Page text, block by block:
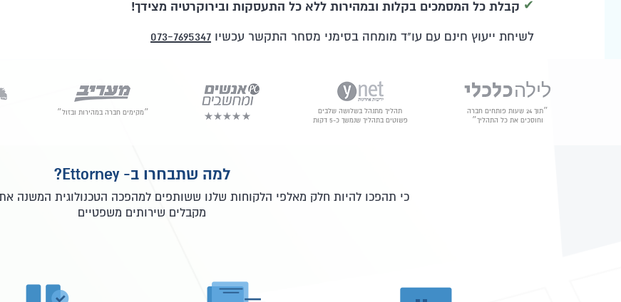
קבלת כל המסמכים בקלות ובמהירות ללא כל התעסקות ובירוקרטיה מצידך!
לשיחת ייעוץ חינם עם עו"ד מומחה בסימני מסחר התקשר עכשיו 073-7695347
״תוך 24 שעות פותחים חברה
וחוסכים את כל התהליך״
תהליך מתנהל בשלושה שלבים
פשוטים בתהליך שנמשך כ-5 דקות
״מקימים חברה במהירות ובזול״
למה שתבחרו ב- Ettorney?
כי תהפכו להיות חלק מאלפי הלקוחות שלנו ששותפים למהפכה הטכנולוגית המשנה
מקבלים שירותים משפטיים